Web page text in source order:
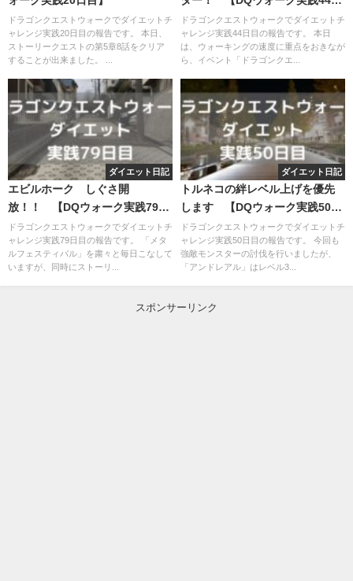
ドラゴンクエストウォークでダイエットチ
ャレンジ実践20日目の報告です。 本日、
ストーリークエストの第5章8話をクリア
することが出来ました。 ...
目】
ドラゴンクエストウォークでダイエットチ
ャレンジ実践44日目の報告です。 本日
は、ウォーキングの速度に重点をおきなが
ら、イベント「ドラゴンクエ...
ダイエット日記
エビルホーク しぐさ開
放！！ 【DQウォーク実践79日
目】
ドラゴンクエストウォークでダイエットチ
ャレンジ実践79日目の報告です。 「メタ
ルフェスティバル」を粛々と毎日こなして
いますが、同時にストーリ...
ダイエット日記
トルネコの絆レベル上げを優先
します 【DQウォーク実践50日
目】
ドラゴンクエストウォークでダイエットチ
ャレンジ実践50日目の報告です。 今回も
強敵モンスターの討伐を行いましたが、
「アンドレアル」はレベル3...
スポンサーリンク